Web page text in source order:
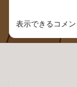
表示できるコメン